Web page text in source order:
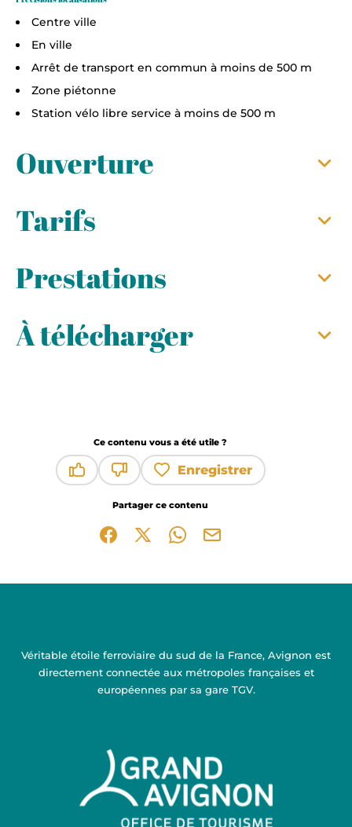
Centre ville
En ville
Arrêt de transport en commun à moins de 500 m
Zone piétonne
Station vélo libre service à moins de 500 m
Ouverture
Tarifs
Prestations
À télécharger
Ce contenu vous a été utile ?
Enregistrer
Partager ce contenu
Partager sur Facebook (nouvelle fenêtre)
Partager sur X / Twitter (nouvelle
Partager sur WhatsApp
Partager par mail
Véritable étoile ferroviaire du sud de la France, Avignon est
directement connectée aux métropoles françaises et
européennes par sa gare TGV.